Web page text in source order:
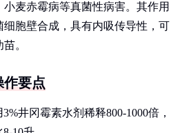
麦赤霉病等真菌性病害。其作用
胞壁合成，具有内吸传导性，可
。
作要点
3%井冈霉素水剂稀释800-1000倍，